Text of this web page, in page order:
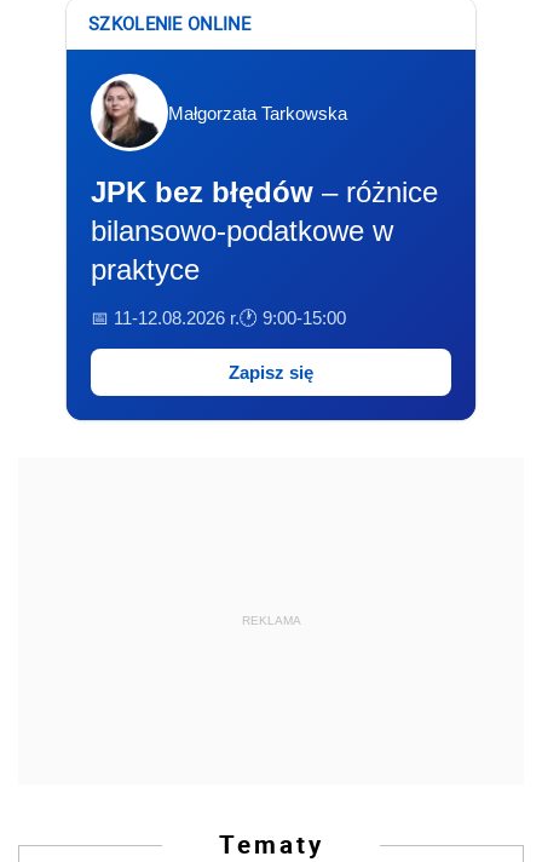
SZKOLENIE ONLINE
Małgorzata Tarkowska
JPK bez błędów – różnice
bilansowo-podatkowe w
praktyce
📅 11-12.08.2026 r.🕐 9:00-15:00
Zapisz się
REKLAMA
Tematy